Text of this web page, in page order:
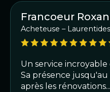
Francoeur
Acheteuse – Laurentides
Un service
Sa présence
après les